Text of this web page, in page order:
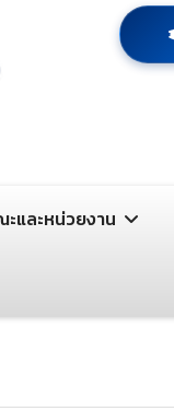
และหน่วยงาน